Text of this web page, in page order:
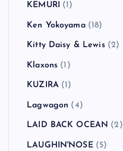
KEMURI (1)
Ken Yokoyama(18)
Kitty Daisy & Lewis(2)
Klaxons (1)
KUZIRA(1)
Lagwagon (4)
LAID BACK OCEAN (2)
LAUGHIN'NOSE(5)